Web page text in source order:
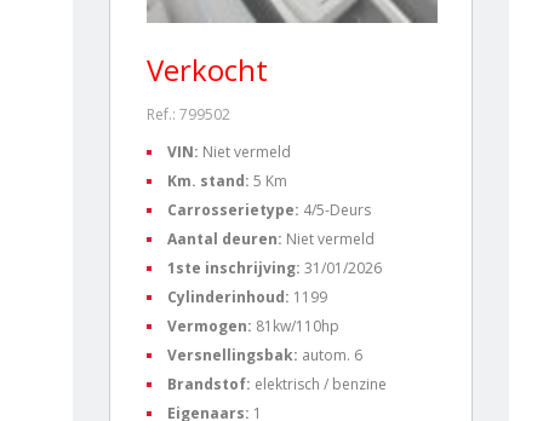
Verkocht
Ref.: 799502
VIN: Niet vermeld
Km. stand: 5 Km
Carrosserietype: 4/5-Deurs
Aantal deuren: Niet vermeld
1ste inschrijving: 31/01/2026
Cylinderinhoud: 1199
Vermogen: 81kw/110hp
Versnellingsbak: autom. 6
Brandstof: elektrisch / benzine
Eigenaars: 1